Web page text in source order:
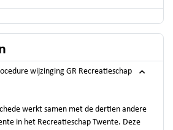
wijzinging GR Recreatieschap
werkt samen met de dertien andere
in het Recreatieschap Twente. Deze